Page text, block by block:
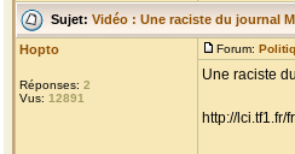
Sujet: Vidéo : Une raciste du journal
Hopto
Réponses: 2
Vus: 12891
Forum:
Une raciste
http://